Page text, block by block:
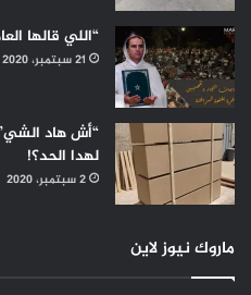
“اللي قالها
21 سبتمبر، 2020
“أش هاد
لهدا الحد؟!
2 سبتمبر، 2020
ماروك نيوز لاين